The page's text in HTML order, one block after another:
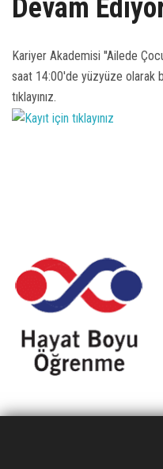
Devam
Kariyer Akademisi ''Ailede
saat 14:00'de yüzyüze olarak
tıklayınız.